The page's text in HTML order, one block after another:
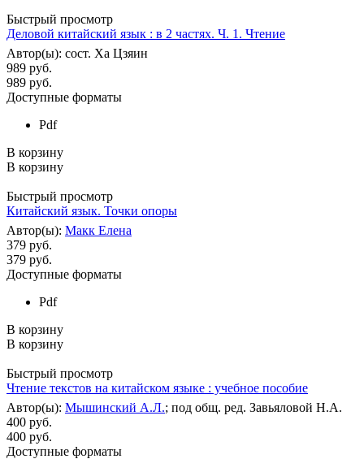
Быстрый просмотр
Деловой китайский язык : в 2 частях. Ч. 1. Чтение
Автор(ы): сост. Ха Цзяин
989 руб.
989 руб.
Доступные форматы
Pdf
В корзину
В корзину
Быстрый просмотр
Китайский язык. Точки опоры
Автор(ы): Макк Елена
379 руб.
379 руб.
Доступные форматы
Pdf
В корзину
В корзину
Быстрый просмотр
Чтение текстов на китайском языке : учебное пособие
Автор(ы): Мышинский А.Л.; под общ. ред. Завьяловой Н.А.
400 руб.
400 руб.
Доступные форматы